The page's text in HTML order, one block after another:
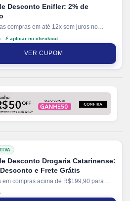
Desconto Enifler: 2% de
compras em até 12x sem juros no
+ 15% de desconto em pagamentos
⚡ aplicar no checkout
VER CUPOM
Desconto Drogaria Catarinense:
e Frete Grátis
em compras acima de R$199,90 para
Parcele suas compras em até 6x sem